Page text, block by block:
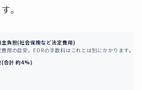
。
負担(社会保険など法定費用)
用の目安。EORの手数料はこれとは別にかかります。
(合計 約4%)